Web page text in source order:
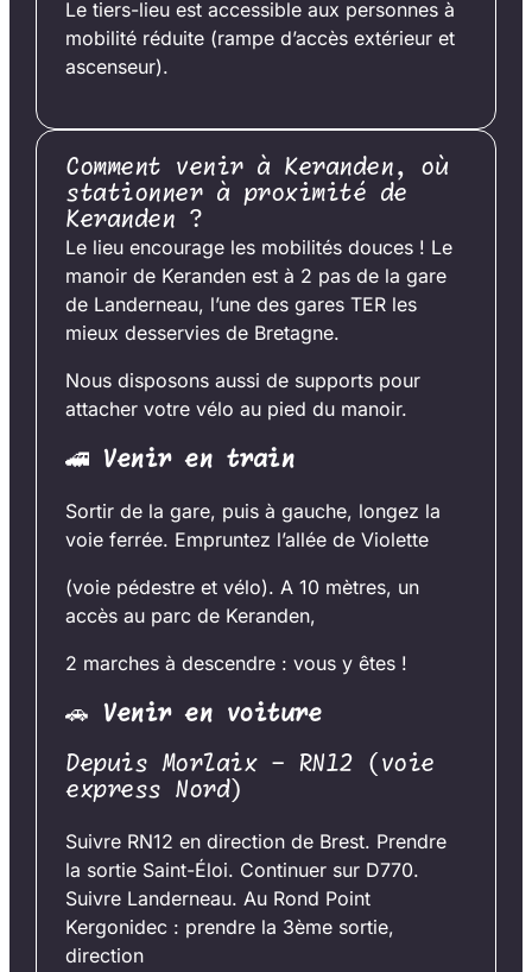
Le tiers-lieu est accessible aux personnes à
mobilité réduite (rampe d’accès extérieur et
ascenseur).
Comment venir à Keranden, où
stationner à proximité de
Keranden ?
Le lieu encourage les mobilités douces ! Le
manoir de Keranden est à 2 pas de la gare
de Landerneau, l’une des gares TER les
mieux desservies de Bretagne.
Nous disposons aussi de supports pour
attacher votre vélo au pied du manoir.
🚄 Venir en train
Sortir de la gare, puis à gauche, longez la
voie ferrée. Empruntez l’allée de Violette
(voie pédestre et vélo). A 10 mètres, un
accès au parc de Keranden,
2 marches à descendre : vous y êtes !
🚗 Venir en voiture
Depuis Morlaix – RN12 (voie
express Nord)
Suivre RN12 en direction de Brest. Prendre
la sortie Saint-Éloi. Continuer sur D770.
Suivre Landerneau. Au Rond Point
Kergonidec : prendre la 3ème sortie,
direction